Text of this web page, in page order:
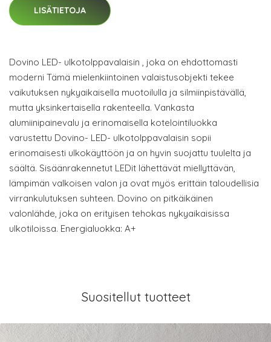
LISÄTIETOJA
Dovino LED- ulkotolppavalaisin , joka on ehdottomasti
moderni Tämä mielenkiintoinen valaistusobjekti tekee
vaikutuksen nykyaikaisella muotoilulla ja silmiinpistävällä,
mutta yksinkertaisella rakenteella. Vankasta
alumiinipainevalu ja erinomaisella kotelointiluokka
varustettu Dovino- LED- ulkotolppavalaisin sopii
erinomaisesti ulkokäyttöön ja on hyvin suojattu tuulelta ja
säältä. Sisäänrakennetut LEDit lähettävät miellyttävän,
lämpimän valkoisen valon ja ovat myös erittäin taloudellisia
virrankulutuksen suhteen. Dovino on pitkäikäinen
valonlähde, joka on erityisen tehokas nykyaikaisissa
ulkotiloissa. Energialuokka: A+
Suositellut tuotteet